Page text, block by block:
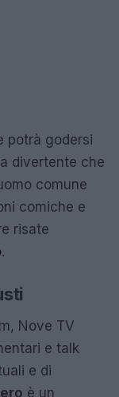
potrà godersi
divertente che
comune
comiche e
risate
Nove TV
e talk
e di
è un